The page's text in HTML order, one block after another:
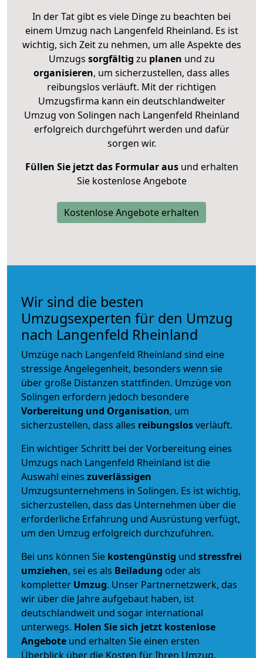
In der Tat gibt es viele Dinge zu beachten bei
einem Umzug nach Langenfeld Rheinland. Es ist
wichtig, sich Zeit zu nehmen, um alle Aspekte des
Umzugs sorgfältig zu planen und zu
organisieren, um sicherzustellen, dass alles
reibungslos verläuft. Mit der richtigen
Umzugsfirma kann ein deutschlandweiter
Umzug von Solingen nach Langenfeld Rheinland
erfolgreich durchgeführt werden und dafür
sorgen wir.
Füllen Sie jetzt das Formular ausund erhalten
Sie kostenlose Angebote
Kostenlose Angebote erhalten
Wir sind die besten
Umzugsexperten für den Umzug
nach Langenfeld Rheinland
Umzüge nach Langenfeld Rheinland sind eine
stressige Angelegenheit, besonders wenn sie
über große Distanzen stattfinden. Umzüge von
Solingen erfordern jedoch besondere
Vorbereitung und Organisation, um
sicherzustellen, dass alles reibungslosverläuft.
Ein wichtiger Schritt bei der Vorbereitung eines
Umzugs nach Langenfeld Rheinland ist die
Auswahl eines zuverlässigen
Umzugsunternehmens in Solingen. Es ist wichtig,
sicherzustellen, dass das Unternehmen über die
erforderliche Erfahrung und Ausrüstung verfügt,
um den Umzug erfolgreich durchzuführen.
Bei uns können Sie kostengünstig und stressfrei
umziehen, sei es als Beiladung oder als
kompletter Umzug. Unser Partnernetzwerk, das
wir über die Jahre aufgebaut haben, ist
deutschlandweit und sogar international
unterwegs. Holen Sie sich jetzt kostenlose
Angebote und erhalten Sie einen ersten
Überblick über die Kosten für Ihren Umzug.